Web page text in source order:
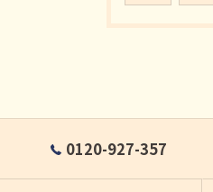
0120-927-357